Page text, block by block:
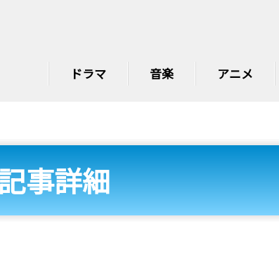
ドラマ 音楽 アニメ
事詳細